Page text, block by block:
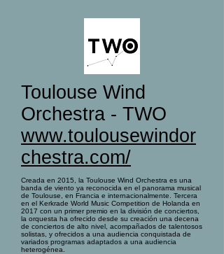
Toulouse Wind
Orchestra - TWO
www.toulousewindor
chestra.com/
Creada en 2015, la Toulouse Wind Orchestra es una
banda de viento ya reconocida en el panorama musical
de Toulouse, en Francia e internacionalmente. Tercera
en el Kerkrade World Music Competition de Holanda en
2017 con un primer premio en la división de conciertos,
la orquesta ha ofrecido desde su creación una decena
de conciertos de alto nivel, acompañados de talentosos
solistas, y ofrecidos a una audiencia conquistada de
variados programas adaptados a una audiencia
heterogénea.